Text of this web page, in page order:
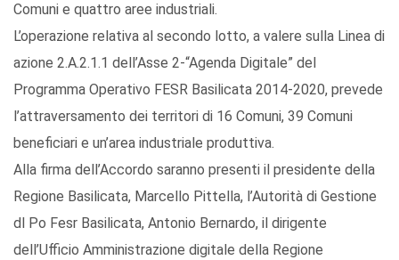
Comuni e quattro aree industriali.
L’operazione relativa al secondo lotto, a valere sulla Linea di
azione 2.A.2.1.1 dell’Asse 2-“Agenda Digitale” del
Programma Operativo FESR Basilicata 2014-2020, prevede
l’attraversamento dei territori di 16 Comuni, 39 Comuni
beneficiari e un’area industriale produttiva.
Alla firma dell’Accordo saranno presenti il presidente della
Regione Basilicata, Marcello Pittella, l’Autorità di Gestione
dl Po Fesr Basilicata, Antonio Bernardo, il dirigente
dell’Ufficio Amministrazione digitale della Regione